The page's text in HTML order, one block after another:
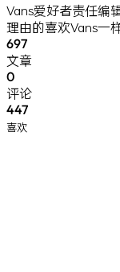
Vans爱好者责任编
理由的喜欢Vans一
697
文章
0
评论
447
喜欢